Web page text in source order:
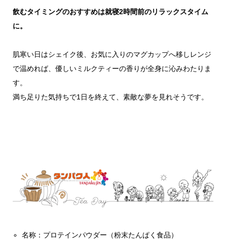
飲むタイミングのおすすめは就寝2時間前のリラックスタイム
に。
肌寒い日はシェイク後、お気に入りのマグカップへ移しレンジ
で温めれば、優しいミルクティーの香りが全身に沁みわたりま
す。
満ち足りた気持ちで1日を終えて、素敵な夢を見れそうです。
名称：プロテインパウダー（粉末たんぱく食品）